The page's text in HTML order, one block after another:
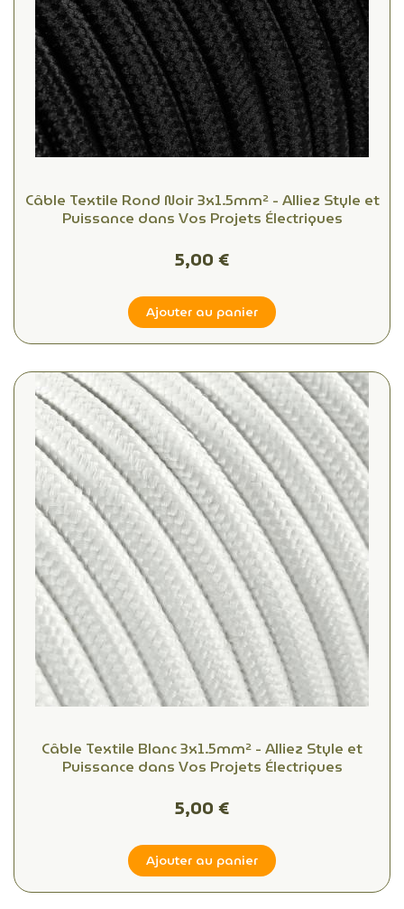
Câble Textile Rond Noir 3x1.5mm² - Alliez Style et
Puissance dans Vos Projets Électriques
5,00 €
Ajouter au panier
Câble Textile Blanc 3x1.5mm² - Alliez Style et
Puissance dans Vos Projets Électriques
5,00 €
Ajouter au panier